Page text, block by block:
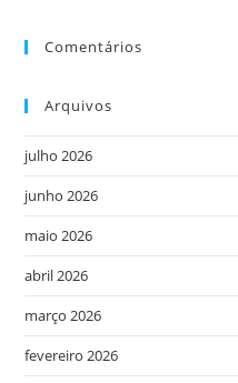
Comentários
Arquivos
julho 2026
junho 2026
maio 2026
abril 2026
março 2026
fevereiro 2026